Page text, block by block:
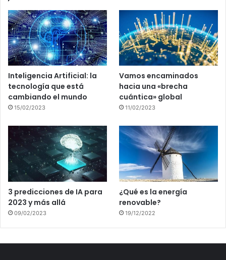
Inteligencia Artificial: la
tecnología que está
cambiando el mundo
15/02/2023
Vamos encaminados
hacia una «brecha
cuántica» global
11/02/2023
3 predicciones de IA para
2023 y más allá
09/02/2023
¿Qué es la energía
renovable?
19/12/2022